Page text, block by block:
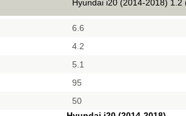
Hyundai i20 (2014-2018) 1.2
6.6
4.2
5.1
95
50